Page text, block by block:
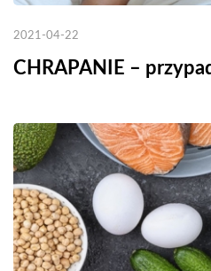
2021-04-22
CHRAPANIE –